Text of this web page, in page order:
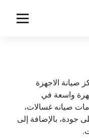
توكيل اوشن
صيانة الاجهزة
واسعة في
صيانه غسالات،
جودة، بالإضافة إلى